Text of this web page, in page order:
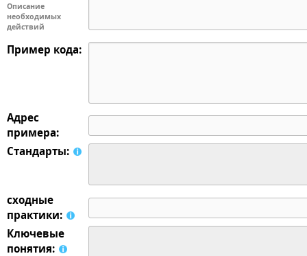
Описание
необходимых
действий
Пример кода:
Адрес
примера:
Стандарты:
сходные
практики:
Ключевые
понятия: